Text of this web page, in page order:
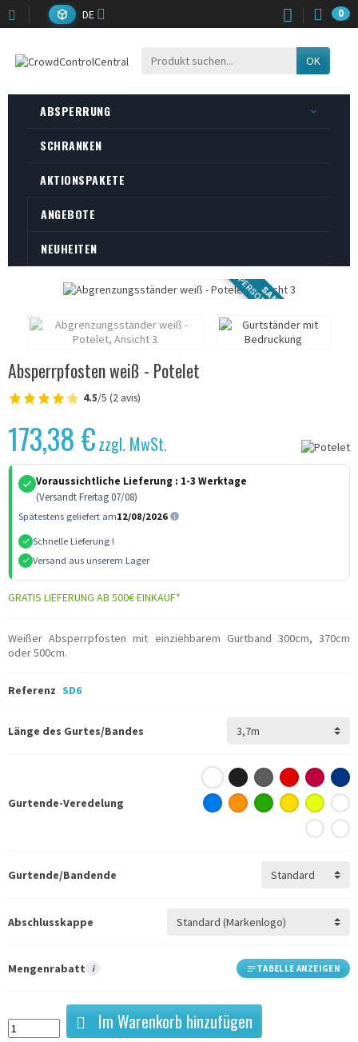
DE 0
OK
ABSPERRUNG
SCHRANKEN
AKTIONSPAKETE
ANGEBOTE
NEUHEITEN
SANGLE
PERSONNALISABLE
Absperrpfosten weiß - Potelet
4.5/5 (2 avis)
173,38 €zzgl. MwSt.
Voraussichtliche Lieferung : 1-3 Werktage
(Versandt Freitag 07/08)
Spätestens geliefert am12/08/2026
Schnelle Lieferung !
Versand aus unserem Lager
GRATIS LIEFERUNG AB 500€ EINKAUF*
Weißer Absperrpfosten mit einziehbarem Gurtband 300cm, 370cm
oder 500cm.
Referenz SD6
Länge des Gurtes/Bandes
Gurtende-Veredelung
Gurtende/Bandende
Abschlusskappe
Mengenrabatt i TABELLE ANZEIGEN
Im Warenkorb hinzufügen